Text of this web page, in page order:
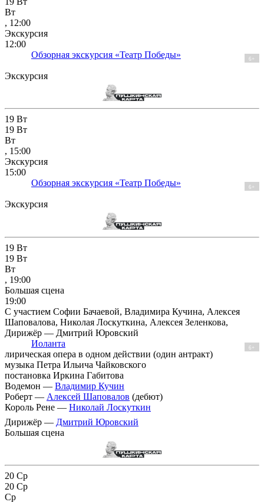
Вт
, 12:00
Экскурсия
12:00
Обзорная экскурсия «Театр Победы»
6+
Экскурсия
19 Вт
19 Вт
Вт
, 15:00
Экскурсия
15:00
Обзорная экскурсия «Театр Победы»
6+
Экскурсия
19 Вт
19 Вт
Вт
, 19:00
Большая сцена
19:00
С участием Софии Бачаевой, Владимира Кучина, Алексея
Шаповалова, Николая Лоскуткина, Алексея Зеленкова,
Дирижёр — Дмитрий Юровский
Иоланта
6+
лирическая опера в одном действии (один антракт)
музыка Петра Ильича Чайковского
постановка Иркина Габитова
Водемон — Владимир Кучин
Роберт — Алексей Шаповалов (дебют)
Король Рене — Николай Лоскуткин
Дирижёр — Дмитрий Юровский
Большая сцена
20 Ср
20 Ср
Ср